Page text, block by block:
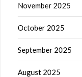
November 2025
October 2025
September 2025
August 2025